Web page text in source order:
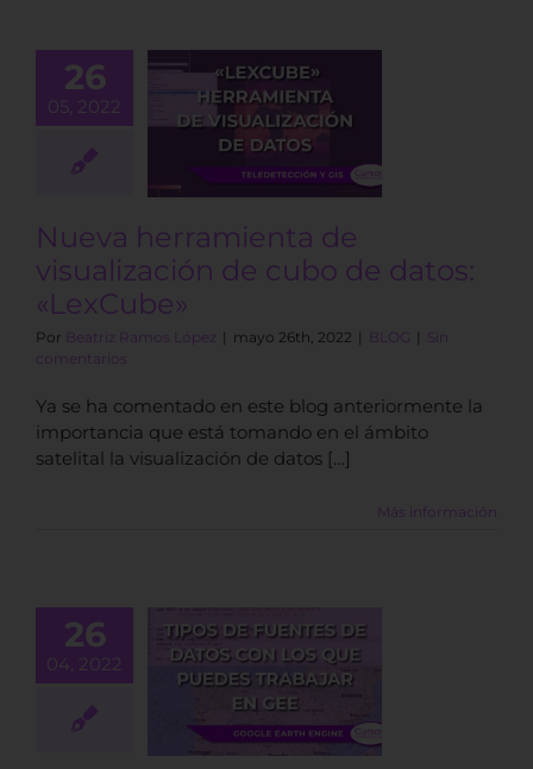
26
05, 2022
de
de datos:
BLOGNueva herramienta de
visualización de cubo de datos:
«LexCube»
Por Beatriz Ramos López | mayo 26th, 2022 | BLOG | Sin
comentarios
Ya se ha comentado en este blog anteriormente la
importancia que está tomando en el ámbito
satelital la visualización de datos […]
Más información
26
04, 2022
de fuentes
con los
puedes
Earth